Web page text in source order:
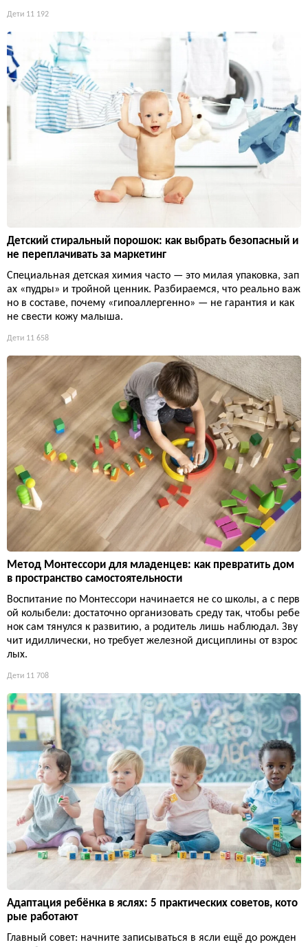
Дети 11 192
Детский стиральный порошок: как выбрать безопасный и
не переплачивать за маркетинг
Специальная детская химия часто — это милая упаковка, зап
ах «пудры» и тройной ценник. Разбираемся, что реально важ
но в составе, почему «гипоаллергенно» — не гарантия и как
не свести кожу малыша.
Дети 11 658
Метод Монтессори для младенцев: как превратить дом
в пространство самостоятельности
Воспитание по Монтессори начинается не со школы, а с перв
ой колыбели: достаточно организовать среду так, чтобы ребе
нок сам тянулся к развитию, а родитель лишь наблюдал. Зву
чит идиллически, но требует железной дисциплины от взрос
лых.
Дети 11 708
Адаптация ребёнка в яслях: 5 практических советов, кото
рые работают
Главный совет: начните записываться в ясли ещё до рожден